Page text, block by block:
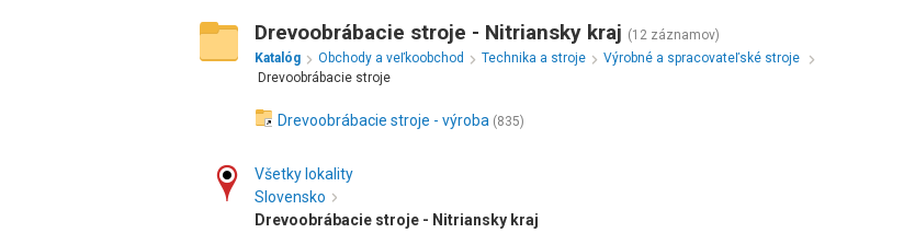
Drevoobrábacie stroje - Nitriansky kraj (12 záznamov)
Katalóg
Obchody a veľkoobchod Technika a stroje
Výrobné a spracovateľské stroje
Drevoobrábacie stroje
Drevoobrábacie stroje - výroba (835)
Všetky lokality
Slovensko
Drevoobrábacie stroje - Nitriansky kraj